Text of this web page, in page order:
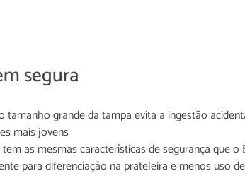
segura
tamanho grande da tampa evita a ingestão
mais jovens
as mesmas características de segurança que
para diferenciação na prateleira e menos uso